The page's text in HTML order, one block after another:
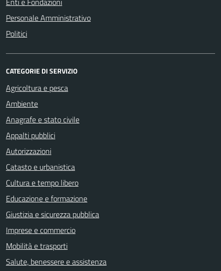
Personale Amministrativo
Politici
CATEGORIE DI SERVIZIO
Agricoltura e pesca
Ambiente
Anagrafe e stato civile
Appalti pubblici
Autorizzazioni
Catasto e urbanistica
Cultura e tempo libero
Educazione e formazione
Giustizia e sicurezza pubblica
Imprese e commercio
Mobilità e trasporti
Salute, benessere e assistenza